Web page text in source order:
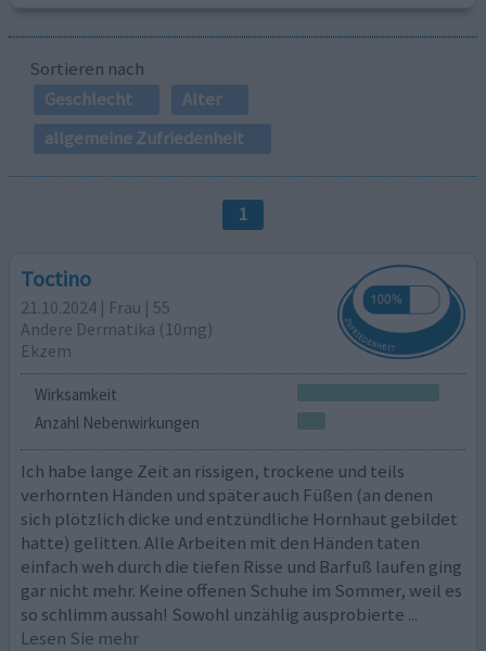
Sortieren nach
Geschlecht
Alter
allgemeine Zufriedenheit
1
Toctino
21.10.2024 | Frau | 55
Andere Dermatika (10mg)
Ekzem
Wirksamkeit
Anzahl Nebenwirkungen
Ich habe lange Zeit an rissigen, trockene und teils
verhornten Händen und später auch Füßen (an denen
sich plötzlich dicke und entzündliche Hornhaut gebildet
hatte) gelitten. Alle Arbeiten mit den Händen taten
einfach weh durch die tiefen Risse und Barfuß laufen ging
gar nicht mehr. Keine offenen Schuhe im Sommer, weil es
so schlimm aussah! Sowohl unzählig ausprobierte ...
Lesen Sie mehr